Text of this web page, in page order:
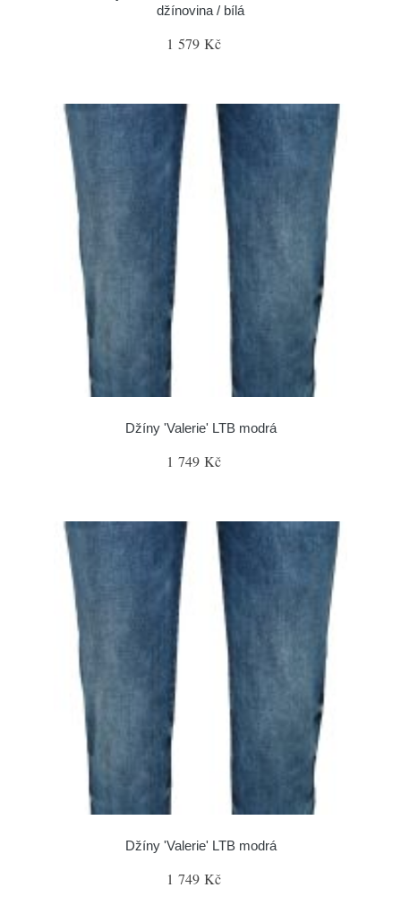
džínovina / bílá
1 579 Kč
Džíny 'Valerie' LTB modrá
1 749 Kč
Džíny 'Valerie' LTB modrá
1 749 Kč